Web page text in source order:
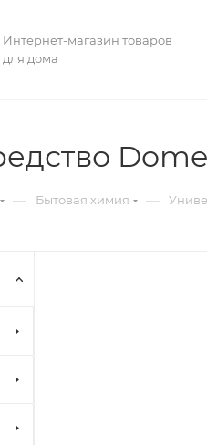
Интернет-магазин товаров
для дома
— Бытовая химия —